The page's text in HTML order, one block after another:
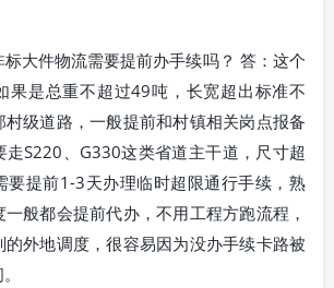
大件物流需要提前办手续吗？ 答：这个
果是总重不超过49吨，长宽超出标准不
村级道路，一般提前和村镇相关岗点报备
走S220、G330这类省道主干道，尺寸超
要提前1-3天办理临时超限通行手续，熟
般都会提前代办，不用工程方跑流程，
外地调度，很容易因为没办手续卡路被